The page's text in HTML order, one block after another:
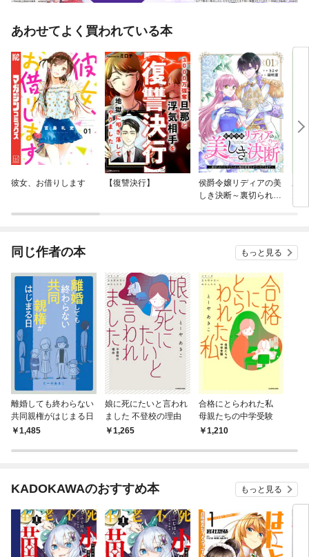
あわせてよく買われている本
彼女、お借りします 【復讐決行】
侯爵令嬢リディアの美
しき決断～裏切られた
あ
き
同じ作者の本 もっと見る
離婚しても終わらない
共同親権がはじまる日
1,485
娘に死にたいと言われ
ました 不登校の理由
1,265
合格にとらわれた私
母親たちの中学受験
1,210
KADOKAWAのおすすめ本 もっと見る